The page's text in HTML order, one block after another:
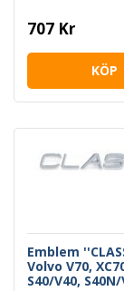
707 Kr
KÖP
Emblem
Volvo V70,
S40/V40, S40N/